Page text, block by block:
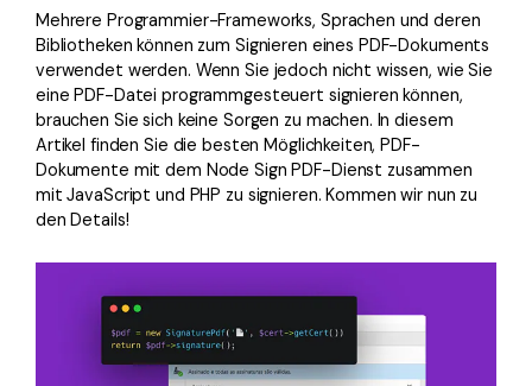
Veröffentlichung
Freiberufler
Alle PDF-Funktionen
Bearbeiten, Drucken und Anpassen von kostenlosen Vorlagen.
PDF-Wissen
PDF-bezogene Informationen, die Sie benötigen.
Download-Zentrum
Laden Sie die leistungsstärksten und einfachsten PDF-Tools
Mehrere Programmier-Frameworks, Sprachen und deren
Bibliotheken können zum Signieren eines PDF-Dokuments
verwendet werden. Wenn Sie jedoch nicht wissen, wie Sie
eine PDF-Datei programmgesteuert signieren können,
brauchen Sie sich keine Sorgen zu machen. In diesem
Artikel finden Sie die besten Möglichkeiten, PDF-
Dokumente mit dem Node Sign PDF-Dienst zusammen
mit JavaScript und PHP zu signieren. Kommen wir nun zu
den Details!